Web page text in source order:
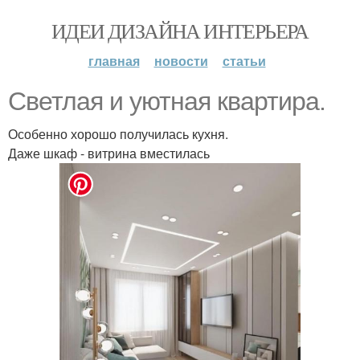
ИДЕИ ДИЗАЙНА ИНТЕРЬЕРА
главная новости статьи
Светлая и уютная квартира.
Особенно хорошо получилась кухня.
Даже шкаф - витрина вместилась